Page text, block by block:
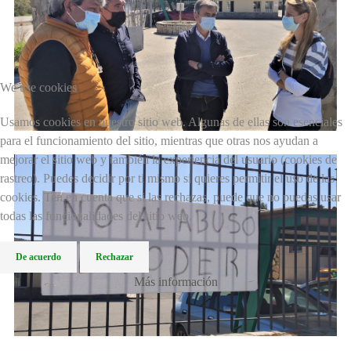
We use cookies
Usamos cookies en nuestro sitio web. Algunas de ellas son esenciales
para el funcionamiento del sitio, mientras que otras nos ayudan a
mejorar el sitio web y también la experiencia del usuario (cookies de
rastreo). Puedes decidir por ti mismo si quieres permitir el uso de las
cookies. Ten en cuenta que si las rechazas, puede que no puedas usar
todas las funcionalidades del sitio web.
De acuerdo Rechazar
Más información